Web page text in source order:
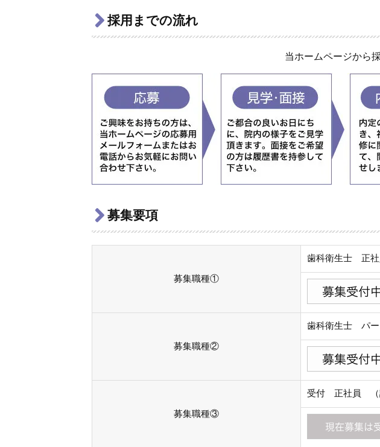
採用までの流れ
当ホームページから
募集要項
募集職種①
歯科衛生士 正社
募集職種②
歯科衛生士 パー
募集職種③
受付 正社員 （